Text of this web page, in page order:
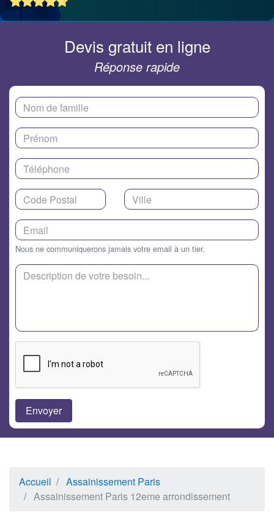
Devis gratuit en ligne
Réponse rapide
Nous ne communiquerons jamais votre email à un tier.
Accueil
Assainissement Paris
Assainissement Paris 12eme arrondissement